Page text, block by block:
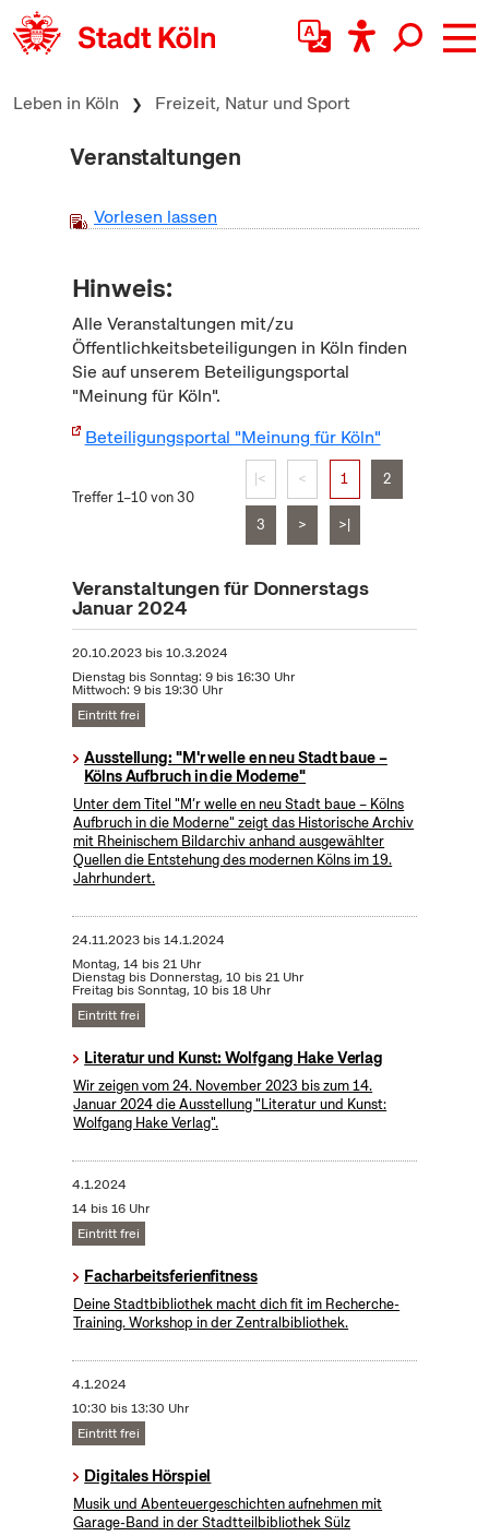
zum Inhalt springen
Leben in Köln Freizeit, Natur und Sport
Veranstaltungen
Vorlesen lassen
Hinweis:
Alle Veranstaltungen mit/zu
Öffentlichkeitsbeteiligungen in Köln finden
Sie auf unserem Beteiligungsportal
"Meinung für Köln".
Beteiligungsportal "Meinung für Köln"
Treffer 1–10 von 30
|< < 1 2
3 > >|
Veranstaltungen für Donnerstags
Januar 2024
20.10.2023bis10.3.2024
Dienstag bis Sonntag: 9 bis 16:30 Uhr
Mittwoch: 9 bis 19:30 Uhr
Eintritt frei
Ausstellung: "M'r welle en neu Stadt baue –
Kölns Aufbruch in die Moderne"
Unter dem Titel "M’r welle en neu Stadt baue – Kölns
Aufbruch in die Moderne" zeigt das Historische Archiv
mit Rheinischem Bildarchiv anhand ausgewählter
Quellen die Entstehung des modernen Kölns im 19.
Jahrhundert.
24.11.2023bis14.1.2024
Montag, 14 bis 21 Uhr
Dienstag bis Donnerstag, 10 bis 21 Uhr
Freitag bis Sonntag, 10 bis 18 Uhr
Eintritt frei
Literatur und Kunst: Wolfgang Hake Verlag
Wir zeigen vom 24. November 2023 bis zum 14.
Januar 2024 die Ausstellung "Literatur und Kunst:
Wolfgang Hake Verlag".
4.1.2024
14 bis 16 Uhr
Eintritt frei
Facharbeitsferienfitness
Deine Stadtbibliothek macht dich fit im Recherche-
Training. Workshop in der Zentralbibliothek.
4.1.2024
10:30 bis 13:30 Uhr
Eintritt frei
Digitales Hörspiel
Musik und Abenteuergeschichten aufnehmen mit
Garage-Band in der Stadtteilbibliothek Sülz